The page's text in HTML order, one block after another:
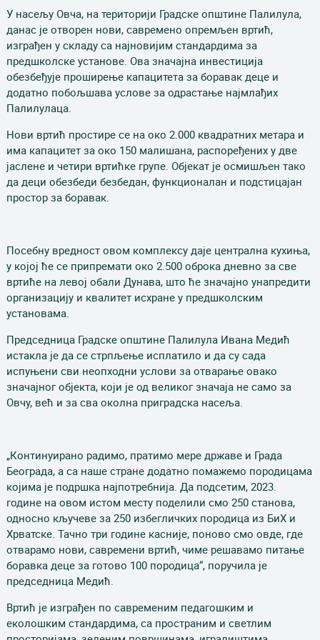
У насељу Овча, на територији Градске општине Палилула,
данас је отворен нови, савремено опремљен вртић,
изграђен у складу са најновијим стандардима за
предшколске установе. Ова значајна инвестиција
обезбеђује проширење капацитета за боравак деце и
додатно побољшава услове за одрастање најмлађих
Палилулаца.
Нови вртић простире се на око 2.000 квадратних метара и
има капацитет за око 150 малишана, распоређених у две
јаслене и четири вртићке групе. Објекат је осмишљен тако
да деци обезбеди безбедан, функционалан и подстицајан
простор за боравак.
Посебну вредност овом комплексу даје централна кухиња,
у којој ће се припремати око 2.500 оброка дневно за све
вртиће на левој обали Дунава, што ће значајно унапредити
организацију и квалитет исхране у предшколским
установама.
Председница Градске општине Палилула Ивана Медић
истакла је да се стрпљење исплатило и да су сада
испуњени сви неопходни услови за отварање овако
значајног објекта, који је од великог значаја не само за
Овчу, већ и за сва околна приградска насеља.
„Континуирано радимо, пратимо мере државе и Града
Београда, а са наше стране додатно помажемо породицама
којима је подршка најпотребнија. Да подсетим, 2023.
године на овом истом месту поделили смо 250 станова,
односно кључеве за 250 избегличких породица из БиХ и
Хрватске. Тачно три године касније, поново смо овде, где
отварамо нови, савремени вртић, чиме решавамо питање
боравка деце за готово 100 породица“, поручила је
председница Медић.
Вртић је изграђен по савременим педагошким и
еколошким стандардима, са пространим и светлим